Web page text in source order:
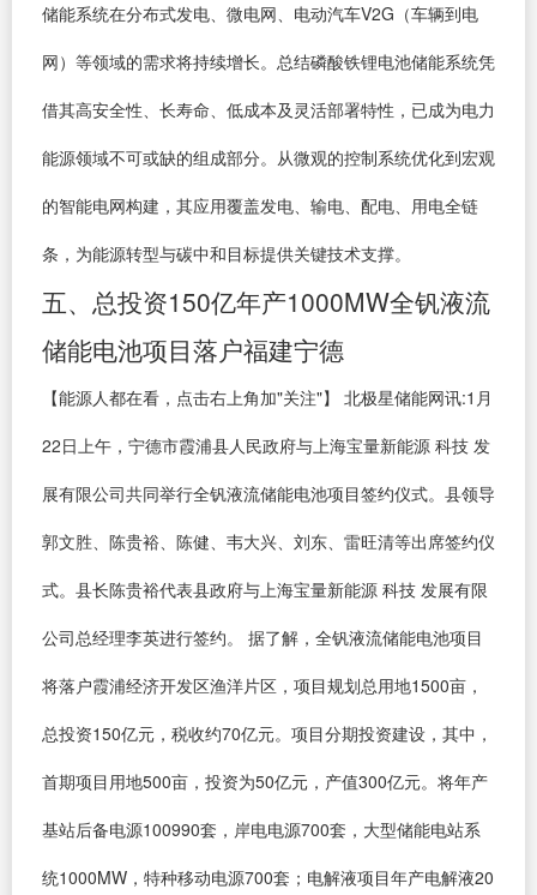
储能系统在分布式发电、微电网、电动汽车V2G（车辆到电
网）等领域的需求将持续增长。总结磷酸铁锂电池储能系统凭
借其高安全性、长寿命、低成本及灵活部署特性，已成为电力
能源领域不可或缺的组成部分。从微观的控制系统优化到宏观
的智能电网构建，其应用覆盖发电、输电、配电、用电全链
条，为能源转型与碳中和目标提供关键技术支撑。
五、总投资150亿年产1000MW全钒液流
储能电池项目落户福建宁德
【能源人都在看，点击右上角加"关注"】 北极星储能网讯:1月
22日上午，宁德市霞浦县人民政府与上海宝量新能源 科技 发
展有限公司共同举行全钒液流储能电池项目签约仪式。县领导
郭文胜、陈贵裕、陈健、韦大兴、刘东、雷旺清等出席签约仪
式。县长陈贵裕代表县政府与上海宝量新能源 科技 发展有限
公司总经理李英进行签约。 据了解，全钒液流储能电池项目
将落户霞浦经济开发区渔洋片区，项目规划总用地1500亩，
总投资150亿元，税收约70亿元。项目分期投资建设，其中，
首期项目用地500亩，投资为50亿元，产值300亿元。将年产
基站后备电源100990套，岸电电源700套，大型储能电站系
统1000MW，特种移动电源700套；电解液项目年产电解液20